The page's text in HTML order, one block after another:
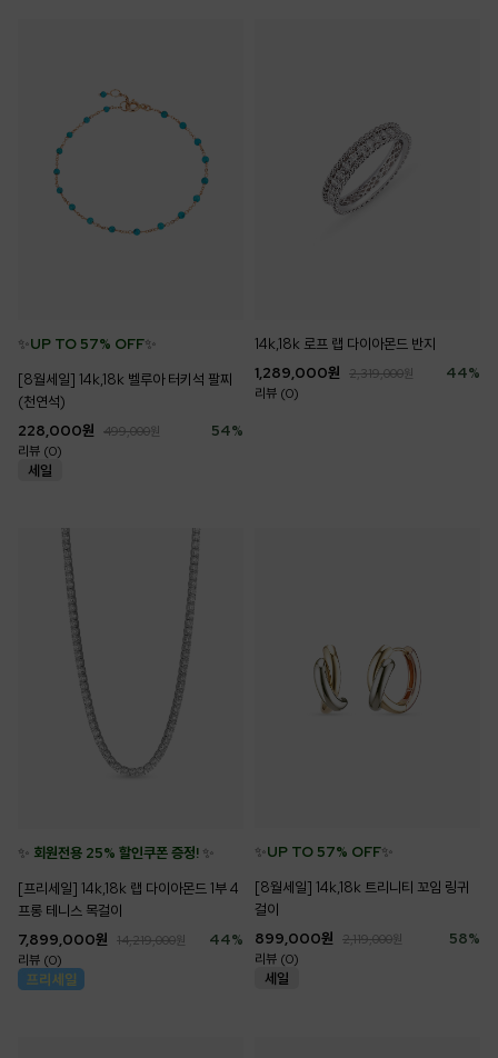
✨UP TO 57% OFF✨
[8월세일] 14k,18k 벨루아 터키석 팔찌
(천연석)
54%
228,000원 499,000원
리뷰 (0)
14k,18k 로프 랩 다이아몬드 반지
44%
1,289,000원 2,319,000원
리뷰 (0)
✨ 회원전용 25% 할인쿠폰 증정! ✨
[프리세일] 14k,18k 랩 다이아몬드 1부 4
프롱 테니스 목걸이
44%
7,899,000원 14,219,000원
리뷰 (0)
✨UP TO 57% OFF✨
[8월세일] 14k,18k 트리니티 꼬임 링귀
걸이
58%
899,000원 2,119,000원
리뷰 (0)